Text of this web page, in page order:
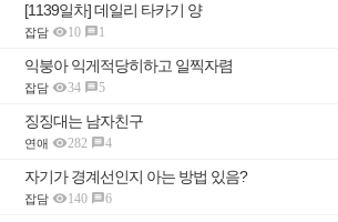
[1139일차] 데일리 타카기 양
잡담 10 1
익붕아 익게적당히하고 일찍자렴
잡담 34 5
징징대는 남자친구
연애 282 4
자기가 경계선인지 아는 방법 있음?
잡담 140 6